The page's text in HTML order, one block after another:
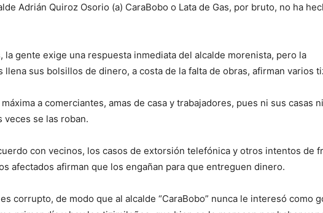
Adrián Quiroz Osorio (a) CaraBobo o Lata de Gas, por bruto, no ha
la gente exige una respuesta inmediata del alcalde morenista, pero la
llena sus bolsillos de dinero, a costa de la falta de obras, afirman varios
a comerciantes, amas de casa y trabajadores, pues ni sus casas
veces se las roban.
con vecinos, los casos de extorsión telefónica y otros intentos de
afectados afirman que los engañan para que entreguen dinero.
corrupto, de modo que al alcalde “CaraBobo” nunca le interesó como